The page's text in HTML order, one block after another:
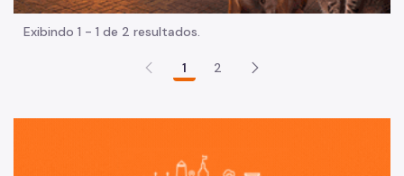
Exibindo 1 - 1 de 2 resultados.
1 2